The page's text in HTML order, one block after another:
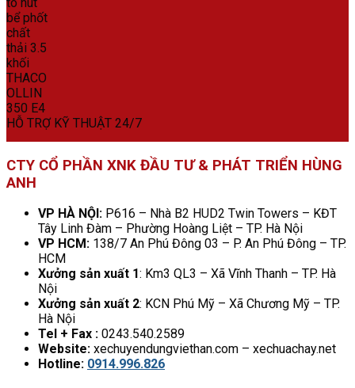
HỖ TRỢ KỸ THUẬT 24/7
CTY CỔ PHẦN XNK ĐẦU TƯ & PHÁT TRIỂN HÙNG
ANH
VP HÀ NỘI: P616 – Nhà B2 HUD2 Twin Towers – KĐT
Tây Linh Đàm – Phường Hoàng Liệt – TP. Hà Nội
VP HCM: 138/7 An Phú Đông 03 – P. An Phú Đông – TP.
HCM
Xưởng sản xuất 1: Km3 QL3 – Xã Vĩnh Thanh – TP. Hà
Nội
Xưởng sản xuất 2: KCN Phú Mỹ – Xã Chương Mỹ – TP.
Hà Nội
Tel + Fax : 0243.540.2589
Website: xechuyendungviethan.com – xechuachay.net
Hotline: 0914.996.826